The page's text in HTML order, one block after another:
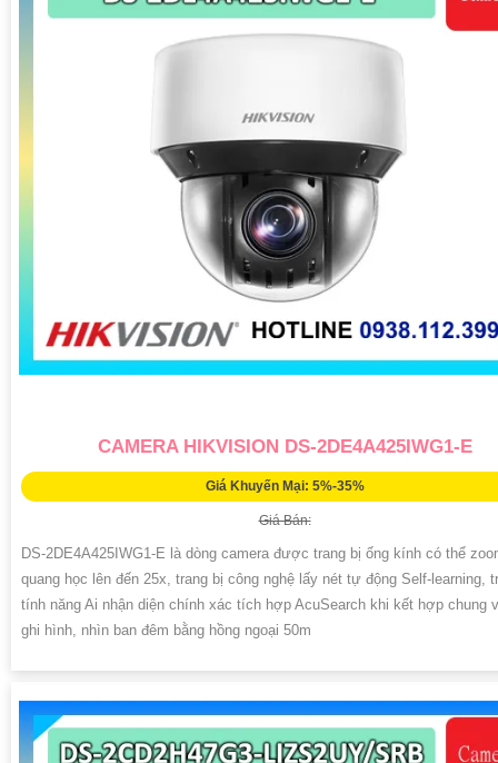
CAMERA HIKVISION DS-2DE4A425IWG1-E
Giá Khuyến Mại: 5%-35%
Giá Bán:
DS-2DE4A425IWG1-E là dòng camera được trang bị ống kính có thể
quang học lên đến 25x, trang bị công nghệ lấy nét tự động Self-learning,
tính năng Ai nhận diện chính xác tích hợp AcuSearch khi kết hợp chung
ghi hình, nhìn ban đêm bằng hồng ngoại 50m